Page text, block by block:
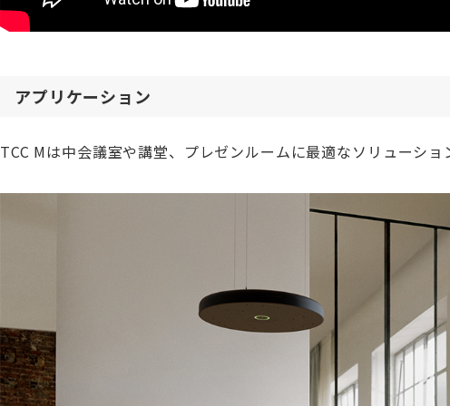
アプリケーション
TCC Mは中会議室や講堂、プレゼンルームに最適なソリューショ